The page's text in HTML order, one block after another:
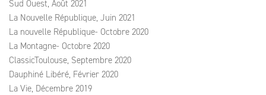
Sud Ouest, Août 2021
La Nouvelle République, Juin 2021
La nouvelle République- Octobre 2020
La Montagne- Octobre 2020
ClassicToulouse, Septembre 2020
Dauphiné Libéré, Février 2020
La Vie, Décembre 2019